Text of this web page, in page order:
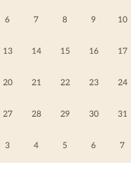
6 7 8 9 10
13 14 15 16 17
20 21 22 23 24
27 28 29 30 31
3 4 5 6 7